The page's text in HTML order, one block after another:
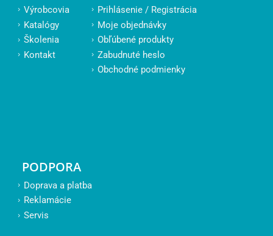
Výrobcovia
Katalógy
Školenia
Kontakt
Prihlásenie / Registrácia
Moje objednávky
Obľúbené produkty
Zabudnuté heslo
Obchodné podmienky
PODPORA
Doprava a platba
Reklamácie
Servis